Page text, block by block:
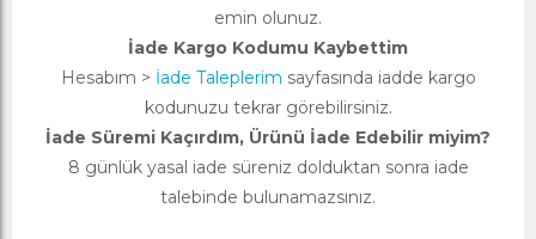
emin olunuz.
İade Kargo Kodumu Kaybettim
Hesabım > İade Taleplerim sayfasında iadde kargo
kodunuzu tekrar görebilirsiniz.
İade Süremi Kaçırdım, Ürünü İade Edebilir miyim?
8 günlük yasal iade süreniz dolduktan sonra iade
talebinde bulunamazsınız.